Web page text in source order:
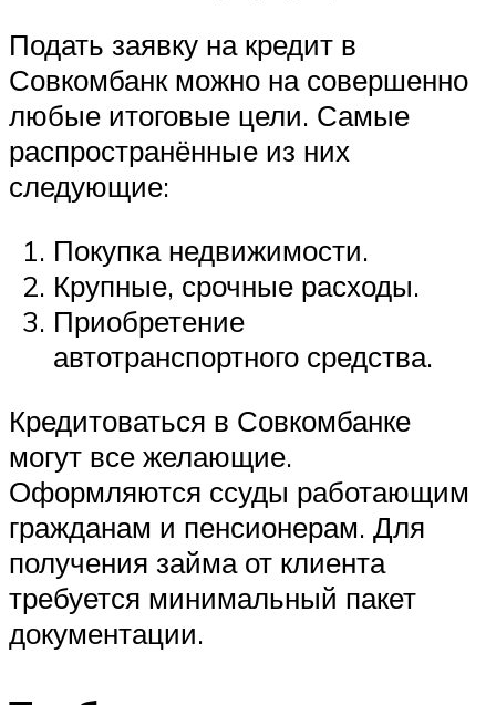
Подать заявку на кредит в
Совкомбанк можно на совершенно
любые итоговые цели. Самые
распространённые из них
следующие:
Покупка недвижимости.
Крупные, срочные расходы.
Приобретение
автотранспортного средства.
Кредитоваться в Совкомбанке
могут все желающие.
Оформляются ссуды работающим
гражданам и пенсионерам. Для
получения займа от клиента
требуется минимальный пакет
документации.